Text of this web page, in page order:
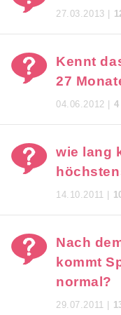
27.03.2013 |
Kennt
27
04.06.2012 | 4
wie lang
14.10.2011 |
Nach
kommt
normal?
29.07.2011 |